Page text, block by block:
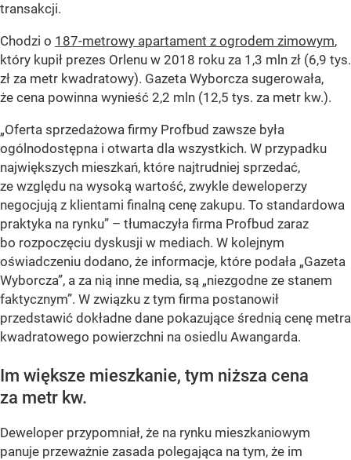
transakcji.
Chodzi o 187-metrowy apartament z ogrodem zimowym,
który kupił prezes Orlenu w 2018 roku za 1,3 mln zł (6,9 tys.
zł za metr kwadratowy). Gazeta Wyborcza sugerowała,
że cena powinna wynieść 2,2 mln (12,5 tys. za metr kw.).
„Oferta sprzedażowa firmy Profbud zawsze była
ogólnodostępna i otwarta dla wszystkich. W przypadku
największych mieszkań, które najtrudniej sprzedać,
ze względu na wysoką wartość, zwykle deweloperzy
negocjują z klientami finalną cenę zakupu. To standardowa
praktyka na rynku” – tłumaczyła firma Profbud zaraz
bo rozpoczęciu dyskusji w mediach. W kolejnym
oświadczeniu dodano, że informacje, które podała „Gazeta
Wyborcza”, a za nią inne media, są „niezgodne ze stanem
faktycznym”. W związku z tym firma postanowił
przedstawić dokładne dane pokazujące średnią cenę metra
kwadratowego powierzchni na osiedlu Awangarda.
Im większe mieszkanie, tym niższa cena
za metr kw.
Deweloper przypomniał, że na rynku mieszkaniowym
panuje przeważnie zasada polegająca na tym, że im